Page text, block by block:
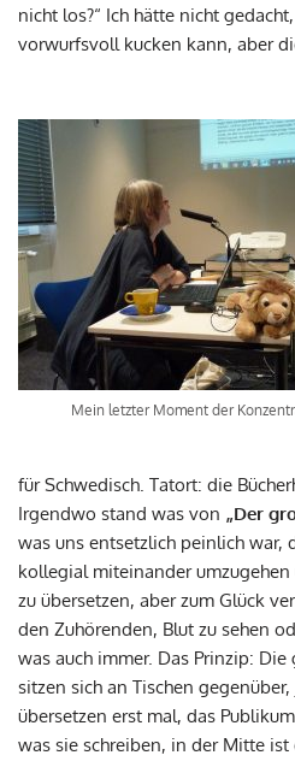
nicht los?“ Ich hätte nicht
vorwurfsvoll kucken kann, aber
Mein letzter Moment der
für Schwedisch. Tatort: die
Irgendwo stand was von „Der
was uns entsetzlich peinlich war,
kollegial miteinander
zu übersetzen, aber zum Glück
den Zuhörenden, Blut zu sehen
was auch immer. Das Prinzip:
sitzen sich an Tischen
übersetzen erst mal, das
was sie schreiben, in der Mitte